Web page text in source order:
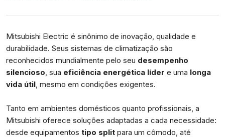
Mitsubishi Electric é sinônimo de inovação, qualidade e
durabilidade. Seus sistemas de climatização são
reconhecidos mundialmente pelo seu desempenho
silencioso, sua eficiência energética líder e uma longa
vida útil, mesmo em condições exigentes.
Tanto em ambientes domésticos quanto profissionais, a
Mitsubishi oferece soluções adaptadas a cada necessidade:
desde equipamentos tipo split para um cômodo, até